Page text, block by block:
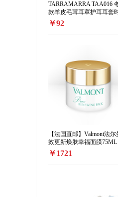
TARRAMARRA TAA016
款羊皮毛茸耳罩护耳耳套
可爱保暖
￥92
【法国直邮】Valmont法尔
效更新焕肤幸福面膜75ML
￥1721